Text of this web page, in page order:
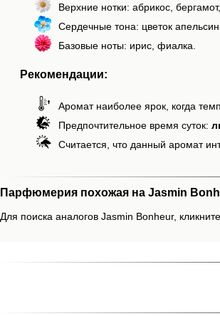
Верхние нотки: абрикос,
Сердечные тона: цветок
Базовые ноты: ирис, фиалка.
Рекомендации:
Аромат наиболее ярок, когда
Предпочтительное время суток:
Считается, что данный аромат
Парфюмерия похожая на Jasmin
Для поиска аналогов Jasmin Bonheur,